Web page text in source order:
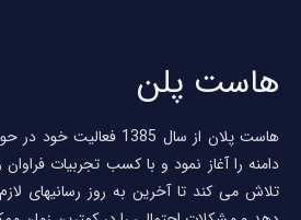
هاست پلن
هاست پلان از سال 1385
دامنه را آغاز نمود و با کسب تجربیات
تلاش می کند تا آخرین به روز رسانیهای